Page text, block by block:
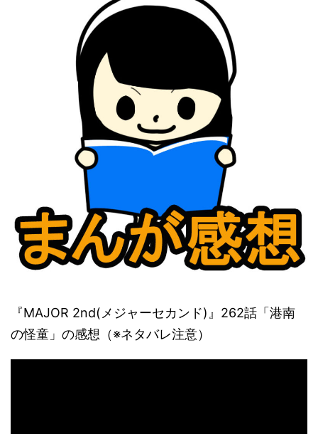
『MAJOR 2nd(メジャーセカンド)』262話「港南
の怪童」の感想（※ネタバレ注意）